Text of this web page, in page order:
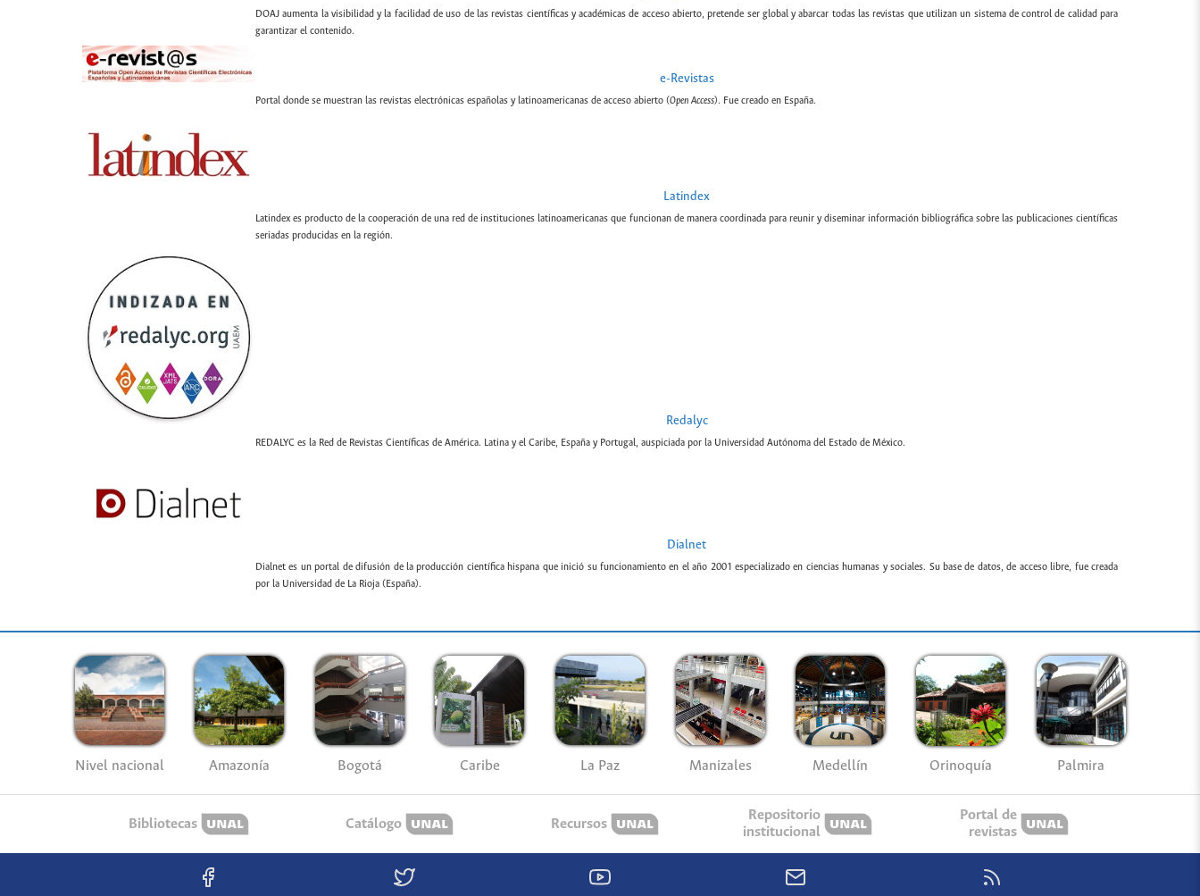
DOAJ aumenta la visibilidad y la facilidad de uso de las revistas científicas y académicas de acceso abierto, pretende ser global y abarcar todas las revistas que utilizan un sistema de control de calidad para
garantizar el contenido.
e-Revistas
Portal donde se muestran las revistas electrónicas españolas y latinoamericanas de acceso abierto (Open Access). Fue creado en España.
Latindex
Latindex es producto de la cooperación de una red de instituciones latinoamericanas que funcionan de manera coordinada para reunir y diseminar información bibliográfica sobre las publicaciones científicas
seriadas producidas en la región.
Redalyc
REDALYC es la Red de Revistas Científicas de América. Latina y el Caribe, España y Portugal, auspiciada por la Universidad Autónoma del Estado de México.
Dialnet
Dialnet es un portal de difusión de la producción científica hispana que inició su funcionamiento en el año 2001 especializado en ciencias humanas y sociales. Su base de datos, de acceso libre, fue creada
por la Universidad de La Rioja (España).
Nivel nacional Amazonía Bogotá Caribe La Paz Manizales Medellín Orinoquía Palmira
Bibliotecas Catálogo Recursos
Repositorio
institucional
Portal de
revistas